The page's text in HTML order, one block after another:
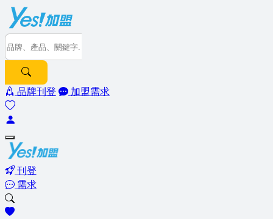
品牌刊登 加盟需求
刊登
需求